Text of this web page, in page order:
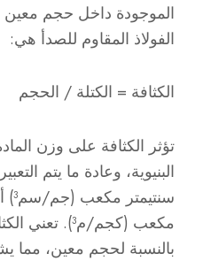
الموجودة داخل حجم معين
الفولاذ المقاوم للصدأ هي:
الكثافة = الكتلة / الحجم
تؤثر الكثافة على وزن
البنيوية، وعادة ما يتم
مكعب (كجم/م³).
بالنسبة لحجم معين، مما